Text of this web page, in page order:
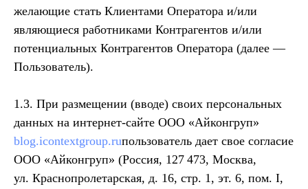
желающие стать Клиентами Оператора и/или
являющиеся работниками Контрагентов и/или
потенциальных Контрагентов Оператора (далее —
Пользователь).
1.3. При размещении (вводе) своих персональных
данных на интернет-сайте ООО «Айконгруп»
blog.icontextgroup.ruпользователь дает свое согласие
ООО «Айконгруп» (Россия, 127 473, Москва,
ул. Краснопролетарская, д. 16, стр. 1, эт. 6, пом. I,